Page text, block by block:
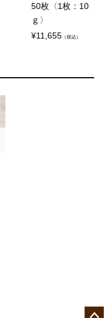
50枚〈1枚：10
ｇ〉
¥11,655（税込）